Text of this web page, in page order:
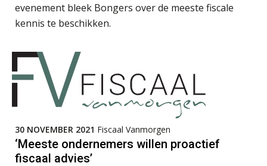
evenement bleek Bongers over de meeste fiscale
kennis te beschikken.
30 NOVEMBER 2021 Fiscaal Vanmorgen
‘Meeste ondernemers willen proactief
fiscaal advies’
John Bult